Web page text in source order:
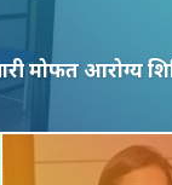
मोफत आरोग्य